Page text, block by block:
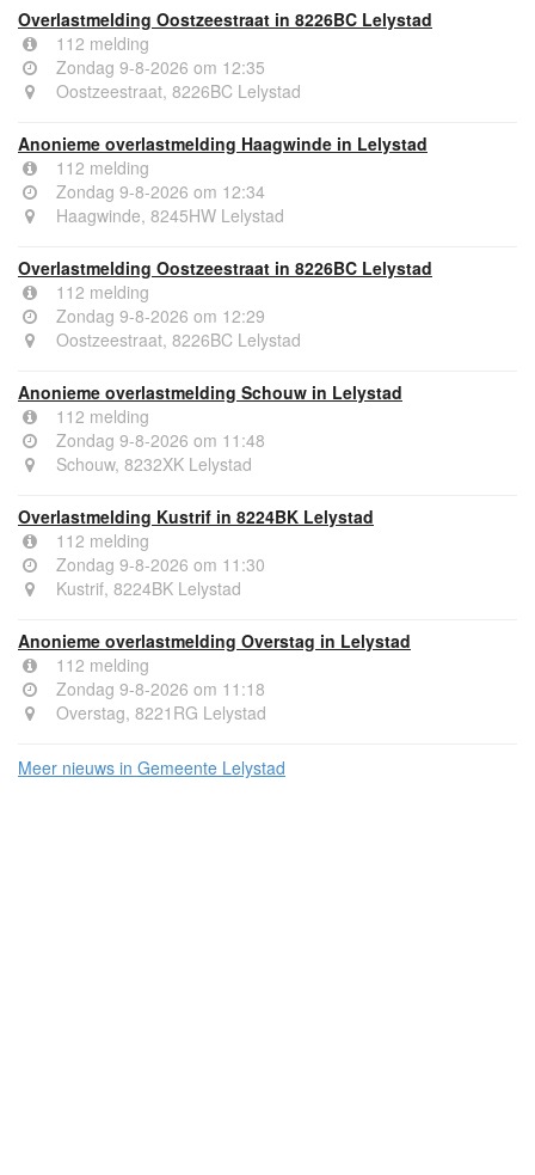
Overlastmelding Oostzeestraat in 8226BC Lelystad
112 melding
Zondag 9-8-2026 om 12:35
Oostzeestraat, 8226BC Lelystad
Anonieme overlastmelding Haagwinde in Lelystad
112 melding
Zondag 9-8-2026 om 12:34
Haagwinde, 8245HW Lelystad
Overlastmelding Oostzeestraat in 8226BC Lelystad
112 melding
Zondag 9-8-2026 om 12:29
Oostzeestraat, 8226BC Lelystad
Anonieme overlastmelding Schouw in Lelystad
112 melding
Zondag 9-8-2026 om 11:48
Schouw, 8232XK Lelystad
Overlastmelding Kustrif in 8224BK Lelystad
112 melding
Zondag 9-8-2026 om 11:30
Kustrif, 8224BK Lelystad
Anonieme overlastmelding Overstag in Lelystad
112 melding
Zondag 9-8-2026 om 11:18
Overstag, 8221RG Lelystad
Meer nieuws in Gemeente Lelystad